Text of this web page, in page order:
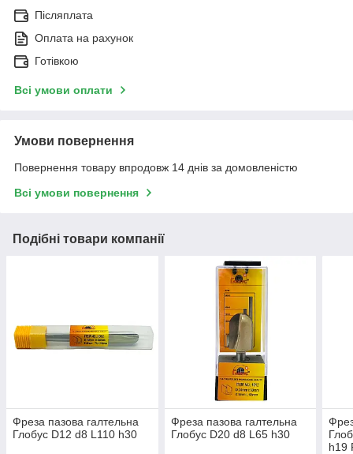
Післяплата
Оплата на рахунок
Готівкою
Всі умови оплати
Умови повернення
Повернення товару впродовж 14 днів за домовленістю
Всі умови повернення
Подібні товари компанії
Фреза пазова галтельна
Глобус D12 d8 L110 h30
Фреза пазова галтельна
Глобус D20 d8 L65 h30
h19